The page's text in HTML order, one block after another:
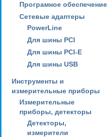
Програмное обеспечение
Сетевые адаптеры
PowerLine
Для шины PCI
Для шины PCI-E
Для шины USB
Инструменты и
измерительные приборы
Измерительные
приборы, детекторы
Детекторы,
измерители